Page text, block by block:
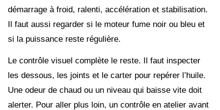
démarrage à froid, ralenti, accélération et stabilisation.
Il faut aussi regarder si le moteur fume noir ou bleu et
si la puissance reste régulière.
Le contrôle visuel complète le reste. Il faut inspecter
les dessous, les joints et le carter pour repérer l’huile.
Une odeur de chaud ou un niveau qui baisse vite doit
alerter. Pour aller plus loin, un contrôle en atelier avant